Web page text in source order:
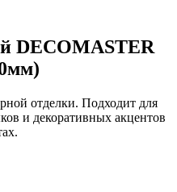
DECOMASTER
отделки. Подходит для
и декоративных акцентов